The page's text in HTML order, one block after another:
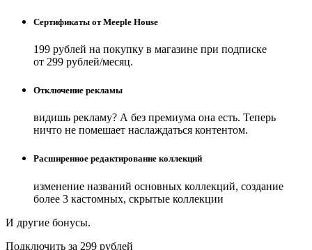
Сертификаты от Meeple House
199 рублей на покупку в магазине при подписке
от 299 рублей/месяц.
Отключение рекламы
видишь рекламу? А без премиума она есть. Теперь
ничто не помешает наслаждаться контентом.
Расширенное редактирование коллекций
изменение названий основных коллекций, создание
более 3 кастомных, скрытые коллекции
И другие бонусы.
Подключить за 299 рублей